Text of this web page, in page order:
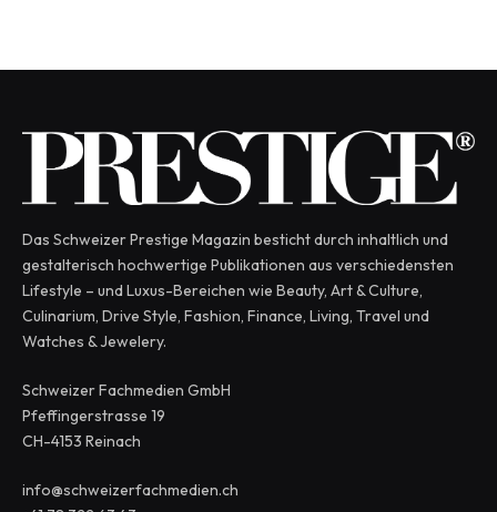
Das Schweizer Prestige Magazin besticht durch inhaltlich und
gestalterisch hochwertige Publikationen aus verschiedensten
Lifestyle – und Luxus-Bereichen wie Beauty, Art & Culture,
Culinarium, Drive Style, Fashion, Finance, Living, Travel und
Watches & Jewelery.
Schweizer Fachmedien GmbH
Pfeffingerstrasse 19
CH-4153 Reinach
info@schweizerfachmedien.ch